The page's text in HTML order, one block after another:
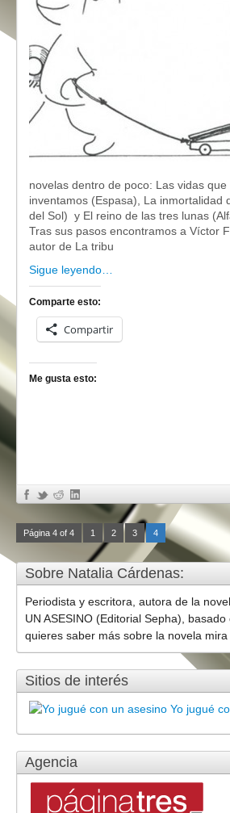
novelas dentro de poco: Las vidas que
inventamos (Espasa), La inmortalidad
del Sol) y El reino de las tres lunas
Tras sus pasos encontramos a Víctor
autor de La tribu
Sigue leyendo…
Comparte esto:
Compartir
Me gusta esto:
Página 4 of 4 1 2 3 4
Sobre Natalia Cárdenas:
Periodista y escritora, autora de la
UN ASESINO (Editorial Sepha),
quieres saber más sobre la novela
Sitios de interés
Yo jugué
Agencia